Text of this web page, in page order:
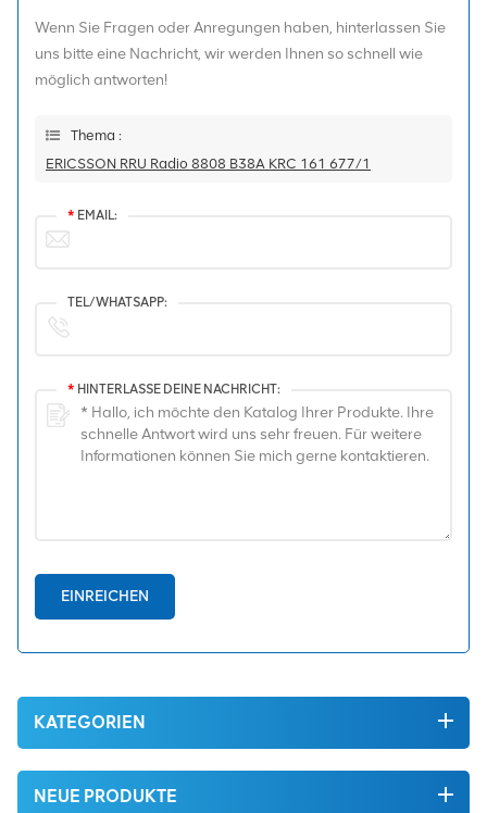
Wenn Sie Fragen oder Anregungen haben, hinterlassen Sie
uns bitte eine Nachricht, wir werden Ihnen so schnell wie
möglich antworten!
Thema :
ERICSSON RRU Radio 8808 B38A KRC 161 677/1
* EMAIL:
TEL/WHATSAPP:
* HINTERLASSE DEINE NACHRICHT:
EINREICHEN
KATEGORIEN
NEUE PRODUKTE